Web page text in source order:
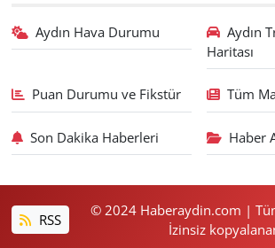
Aydın Hava Durumu
Aydın
Haritası
Puan Durumu ve Fikstür Tüm
Son Dakika Haberleri Haber
RSS
© 2024 Haberaydin.com |
İzinsiz